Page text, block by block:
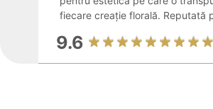
fiecare creație florală. Reputată
9.6